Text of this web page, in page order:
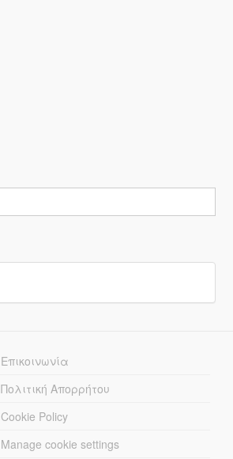
Επικοινωνία
Πολιτική Απορρήτου
Cookie Policy
Manage cookie settings